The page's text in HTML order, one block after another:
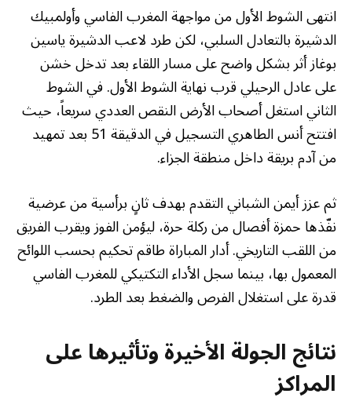
انتهى الشوط الأول من مواجهة المغرب الفاسي وأولمبيك
الدشيرة بالتعادل السلبي، لكن طرد لاعب الدشيرة ياسين
بوغاز أثر بشكل واضح على مسار اللقاء بعد تدخل خشن
على عادل الرحيلي قرب نهاية الشوط الأول. في الشوط
الثاني استغل أصحاب الأرض النقص العددي سريعاً، حيث
افتتح أنس الطاهري التسجيل في الدقيقة 51 بعد تمهيد
من آدم بريقة داخل منطقة الجزاء.
ثم عزز أيمن الشباني التقدم بهدف ثانٍ برأسية من عرضية
نفّذها حمزة أفصال من ركلة حرة، ليؤمن الفوز ويقرب الفريق
من اللقب التاريخي. أدار المباراة طاقم تحكيم بحسب اللوائح
المعمول بها، بينما سجل الأداء التكتيكي للمغرب الفاسي
قدرة على استغلال الفرص والضغط بعد الطرد.
نتائج الجولة الأخيرة وتأثيرها على
المراكز